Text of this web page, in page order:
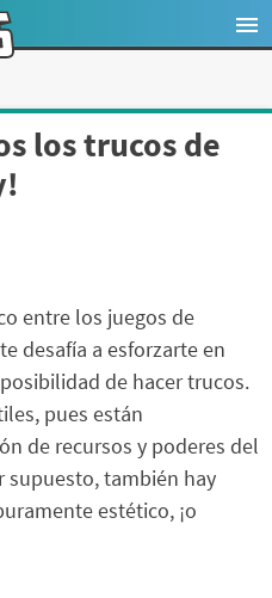
los trucos de
entre los juegos de
desafía a esforzarte en
de hacer trucos.
pues están
de recursos y poderes del
supuesto, también hay
estético, ¡o